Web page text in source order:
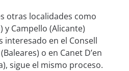
otras localidades como
y Campello (Alicante)
interesado en el Consell
o en Canet D’en
sigue el mismo proceso.